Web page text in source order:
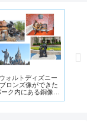
ディズニー
ヒューイ・デューイ・ルー
ザインされたアメリカンダ
気分が楽しめるグッズが12